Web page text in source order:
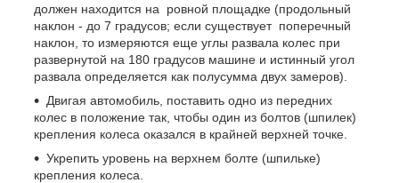
должен находится на ровной площадке (продольный
наклон - до 7 градусов; если существует поперечный
наклон, то измеряются еще углы развала колес при
развернутой на 180 градусов машине и истинный угол
развала определяется как полусумма двух замеров).
Двигая автомобиль, поставить одно из передних
колес в положение так, чтобы один из болтов (шпилек)
крепления колеса оказался в крайней верхней точке.
Укрепить уровень на верхнем болте (шпильке)
крепления колеса.